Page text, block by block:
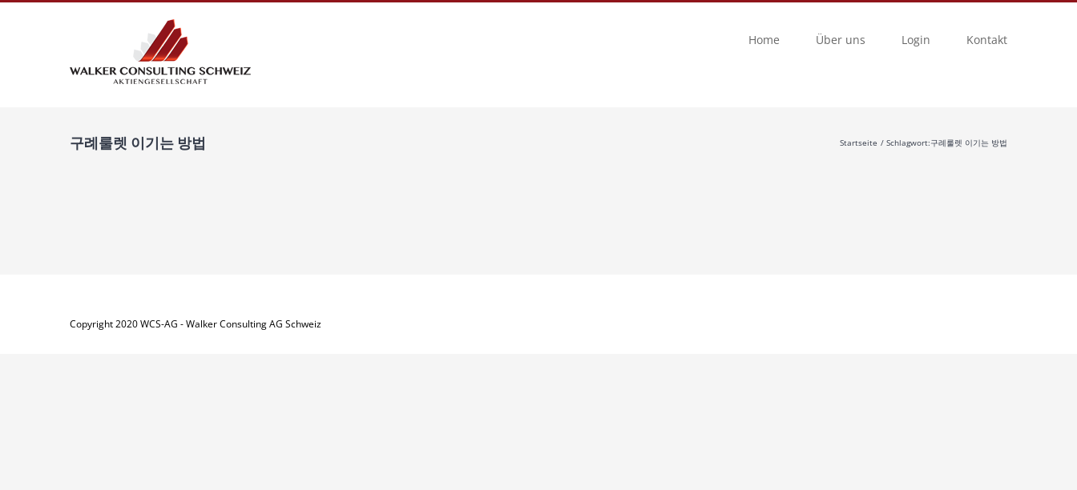
Home Über uns Login Kontakt
구례룰렛 이기는 방법 Startseite Schlagwort:구례룰렛 이기는 방법
Copyright 2020 WCS-AG - Walker Consulting AG Schweiz